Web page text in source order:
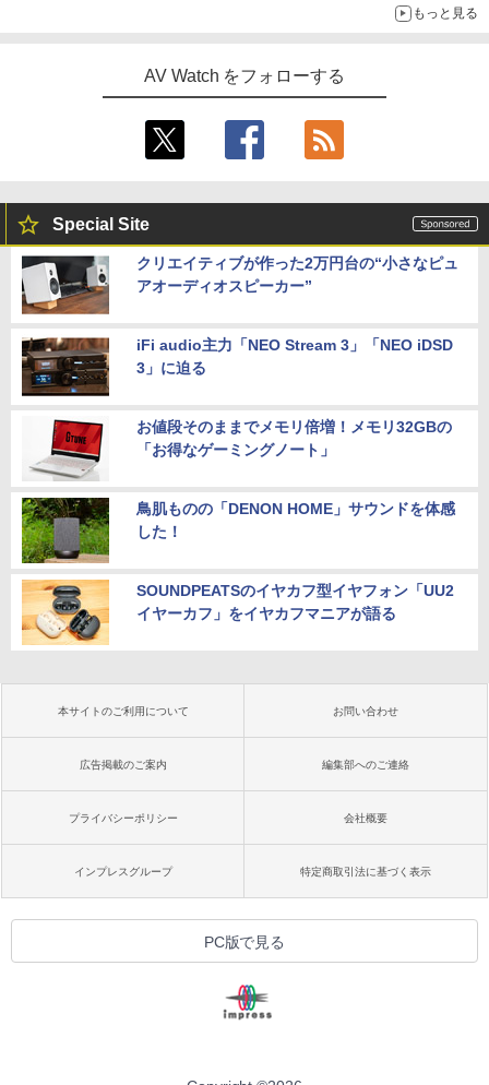
もっと見る
AV Watch をフォローする
Special Site
クリエイティブが作った2万円台の“小さなピュ
アオーディオスピーカー”
iFi audio主力「NEO Stream 3」「NEO iDSD
3」に迫る
お値段そのままでメモリ倍増！メモリ32GBの
「お得なゲーミングノート」
鳥肌ものの「DENON HOME」サウンドを体感
した！
SOUNDPEATSのイヤカフ型イヤフォン「UU2
イヤーカフ」をイヤカフマニアが語る
本サイトのご利用について お問い合わせ
広告掲載のご案内 編集部へのご連絡
プライバシーポリシー 会社概要
インプレスグループ 特定商取引法に基づく表示
PC版で見る